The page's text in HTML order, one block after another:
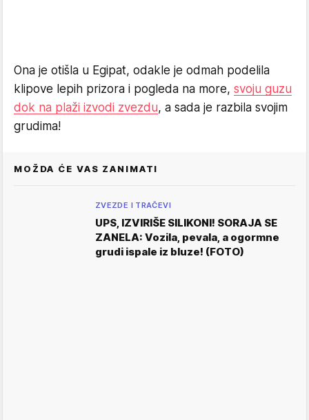
Ona je otišla u Egipat, odakle je odmah podelila
klipove lepih prizora i pogleda na more, svoju guzu
dok na plaži izvodi zvezdu, a sada je razbila svojim
grudima!
MOŽDA ĆE VAS ZANIMATI
ZVEZDE I TRAČEVI
UPS, IZVIRIŠE SILIKONI! SORAJA SE
ZANELA: Vozila, pevala, a ogormne
grudi ispale iz bluze! (FOTO)